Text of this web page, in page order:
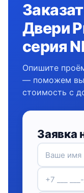
Двери
серия
Опишите
— поможем
стоимость с
Заявка